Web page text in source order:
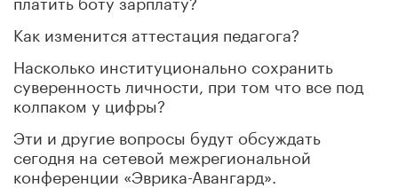
Как изменится аттестация педагога?
Насколько институционально сохранить
суверенность личности, при том что все под
колпаком у цифры?
Эти и другие вопросы будут обсуждать
сегодня на сетевой межрегиональной
конференции «Эврика-Авангард».